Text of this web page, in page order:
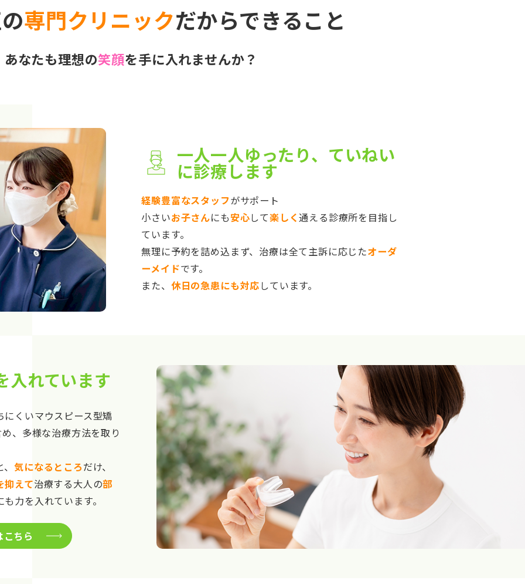
専門クリニックだからできること
あなたも理想の笑顔を手に入れませんか？
一人一人ゆったり、ていねい
に診療します
経験豊富なスタッフがサポート
小さいお子さんにも安心して楽しく通える診療所を目指し
ています。
無理に予約を詰め込まず、治療は全て主訴に応じたオーダ
ーメイドです。
また、 休日の急患にも対応 しています。
入れています
くいマウスピース型矯
、多様な治療方法を取り
、気になるところだけ、
抑えて治療する大人の部
も力を入れています。
ちら